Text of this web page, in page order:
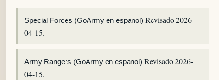
Special Forces (GoArmy en espanol) Revisado 2026-
04-15.
Army Rangers (GoArmy en espanol) Revisado 2026-
04-15.